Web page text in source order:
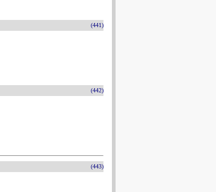
(441)
(442)
(443)